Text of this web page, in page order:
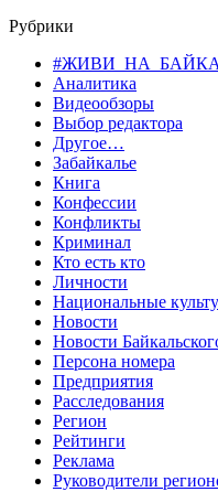
Рубрики
Аналитика
Видеообзоры
Выбор редактора
Другое…
Забайкалье
Книга
Конфессии
Конфликты
Криминал
Кто есть кто
Личности
Национальные
Новости
Новости
Персона номера
Предприятия
Расследования
Регион
Рейтинги
Реклама
Руководители